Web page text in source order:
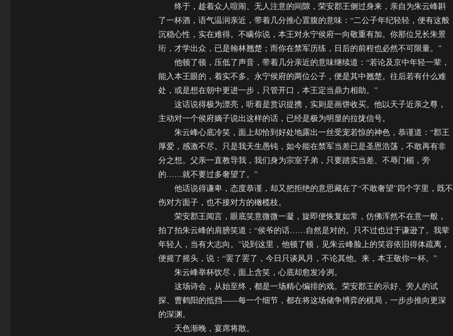
终于，趁着众人喧闹、无人注意的间隙，荣安郡王侧过身来，亲自为朱云峰斟
了一杯酒，语气温润亲近，带着几分推心置腹的意味：“二公子年纪轻轻，便有这般
沉稳心性，实在难得。不瞒你说，本王对永宁侯府一向敬重有加。你那位兄长朱景
珩，才学出众，已是翰林翘楚；而你在禁军历练，日后的前程也必然不可限量。”
他顿了顿，压低了声音，带着几分亲近的意味继续道：“若论及京中年轻一辈，
能入本王眼的，着实不多。永宁侯府的两位公子，便是其中翘楚。往后若有什么难
处，或是想在朝中更进一步，只管开口，本王定当鼎力相助。”
这话说得极为漂亮，听着是赏识提携，实则是画饼收买。他以天子近亲之尊，
主动对一个侯府嫡子说出这样的话，已经是极为明显的拉拢信号。
朱云峰心底冷笑，面上却恰到好处地露出一丝受宠若惊的神色，恭谨道：“郡王
厚爱，感激不尽。只是我天生愚钝，如今能在禁军当差已是圣恩浩荡，不敢再有非
分之想。父亲一直教导我，我们身为宗室子弟，只要踏实当差、不辱门楣，旁
的……就不要过多奢望了。”
他话说得谦卑，态度恭谨，却又把拒绝的意思藏在了“不敢奢望”四个字里，既不
伤对方面子，也不接对方的橄榄枝。
荣安郡王闻言，眼底笑意微微一凝，旋即便恢复如常，仿佛浑然不在意一般，
拍了拍朱云峰的肩膀笑道：“侯爷的话……自然是对的。只不过也过于谦逊了。我辈
年轻人，当有大志向。”说到这里，他顿了顿，见朱云峰脸上的笑容依旧得体疏离，
便摇了摇头，说：“罢了罢了，今日只谈风月，不论其他。来，本王敬你一杯。”
朱云峰举杯饮尽，面上含笑，心底却愈发冷冽。
这场诗会，从始至终，都是一场精心编排的戏。荣安郡王的示好、旁人的试
探、曹鹤阳的抵挡——每一个细节，都在将这场储争博弈的棋局，一步步推向更深
的深渊。
天色渐晚，宴席将散。